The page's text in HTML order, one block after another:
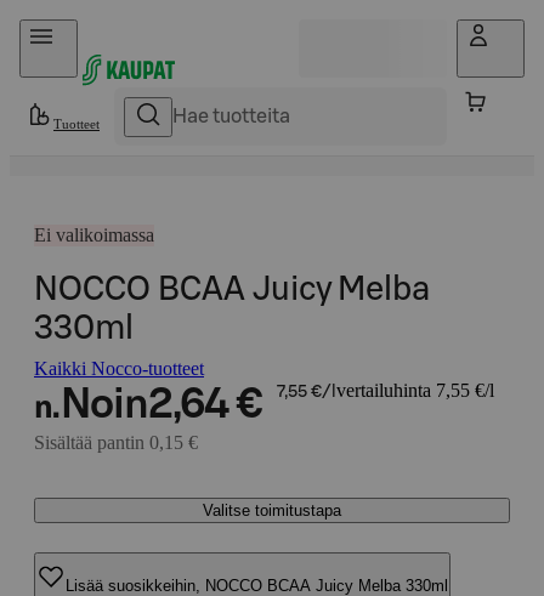
Hyppää sisältöön
Tuotteet
Ei valikoimassa
NOCCO BCAA Juicy Melba
330ml
Kaikki Nocco-tuotteet
n. Noin2,64 € 7,55 €/l vertailuhinta 7,55 €/l
Sisältää pantin 0,15 €
Valitse toimitustapa
Lisää suosikkeihin, NOCCO BCAA Juicy Melba 330ml